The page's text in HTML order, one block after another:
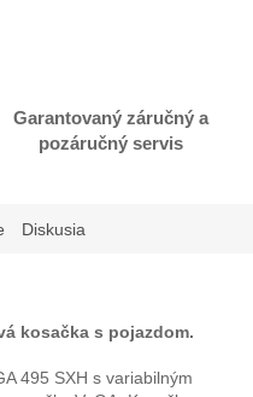
Garantovaný záručný a
pozáručný servis
Diskusia
kosačka s pojazdom.
495 SXH s variabilným